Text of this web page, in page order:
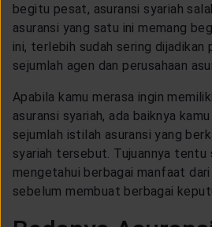
begitu pesat, asuransi syariah
asuransi yang satu ini memang
ini, terlebih sudah sering dijadikan
sejumlah agen dan perusahaan
Apabila kamu merasa ingin
asuransi syariah, ada baiknya
sejumlah istilah asuransi yang
syariah tersebut. Tujuannya tentu
mengetahui berbagai manfaat
sebelum membuat berbagai
MARKETING OFFICE
INSURANCE DICTIONARY
OUR SOLUTION